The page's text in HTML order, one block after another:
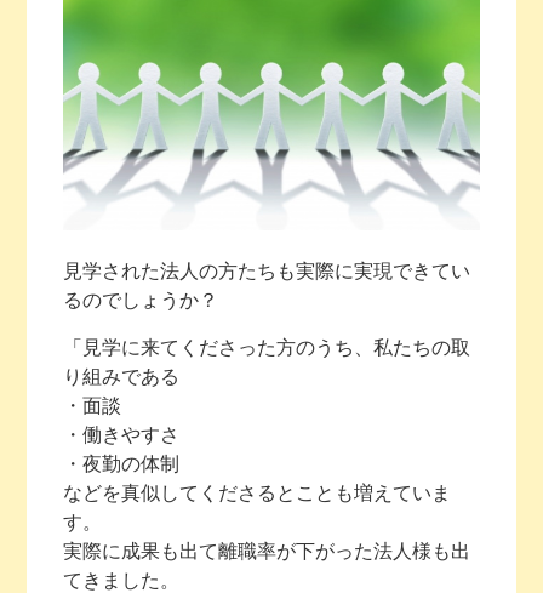
見学された法人の方たちも実際に実現できてい
るのでしょうか？
「見学に来てくださった方のうち、私たちの取
り組みである
・面談
・働きやすさ
・夜勤の体制
などを真似してくださるとことも増えていま
す。
実際に成果も出て離職率が下がった法人様も出
てきました。